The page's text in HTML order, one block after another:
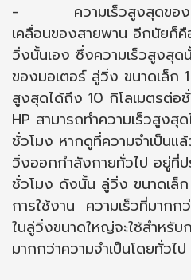
- ความเร็วสูงสุดของลู่
เคลื่อนของสายพาน อีกนัยก็คื
วิ่งนั้นเอง ซึ่งความเร็วสูงสุ
ของมอเตอร์ ลู่วิ่ง ขนาดเล็ก
สูงสุดได้ถึง 10 กิโลเมตรต่อ
HP สามารถทำความเร็วสูง
ชั่วโมง หากดูที่ความจำเป็นแ
วิ่งออกกำลังกายทั่วไป อยู่ที่
ชั่วโมง ดังนั้น ลู่วิ่ง ขนาดเล็
การใช้งาน ความเร็วที่มากก
ในลู่วิ่งขนาดใหญ่จะใช้สำหรั
มากกว่าความจำเป็นโดยทั่วไป